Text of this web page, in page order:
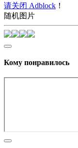
请关闭 Adblock ！
随机图片
Кому понравилось